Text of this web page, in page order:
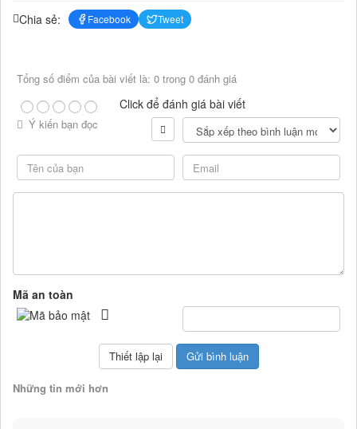
Chia sẻ: Facebook Tweet
Tổng số điểm của bài viết là: 0 trong 0 đánh giá
Click để đánh giá bài viết
Ý kiến bạn đọc
Mã an toàn
Những tin mới hơn